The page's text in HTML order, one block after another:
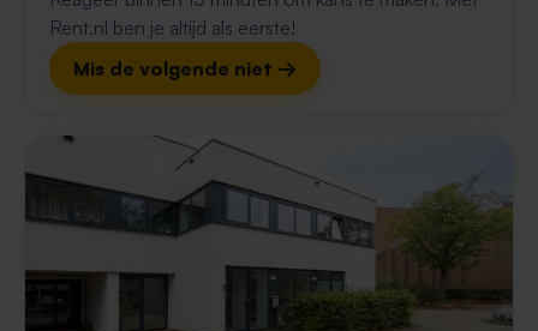
Rent.nl ben je altijd als eerste!
Mis de volgende niet →